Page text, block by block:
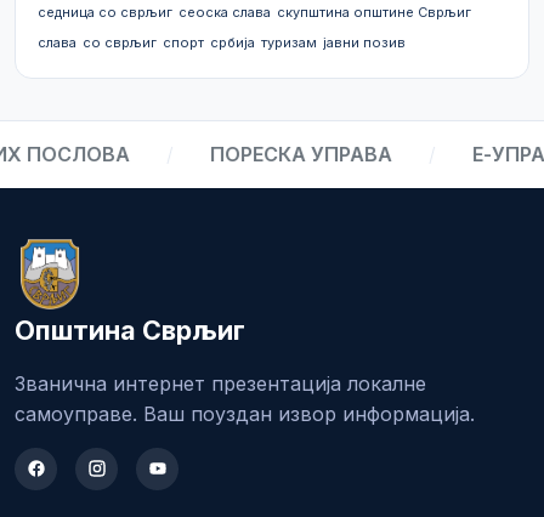
седница со сврљиг сеоска слава скупштина општине Сврљиг
слава со сврљиг спорт србија туризам јавни позив
ПОРЕСКА УПРАВА Е-
Општина Сврљиг
Званична интернет презентација локалне
самоуправе. Ваш поуздан извор информација.